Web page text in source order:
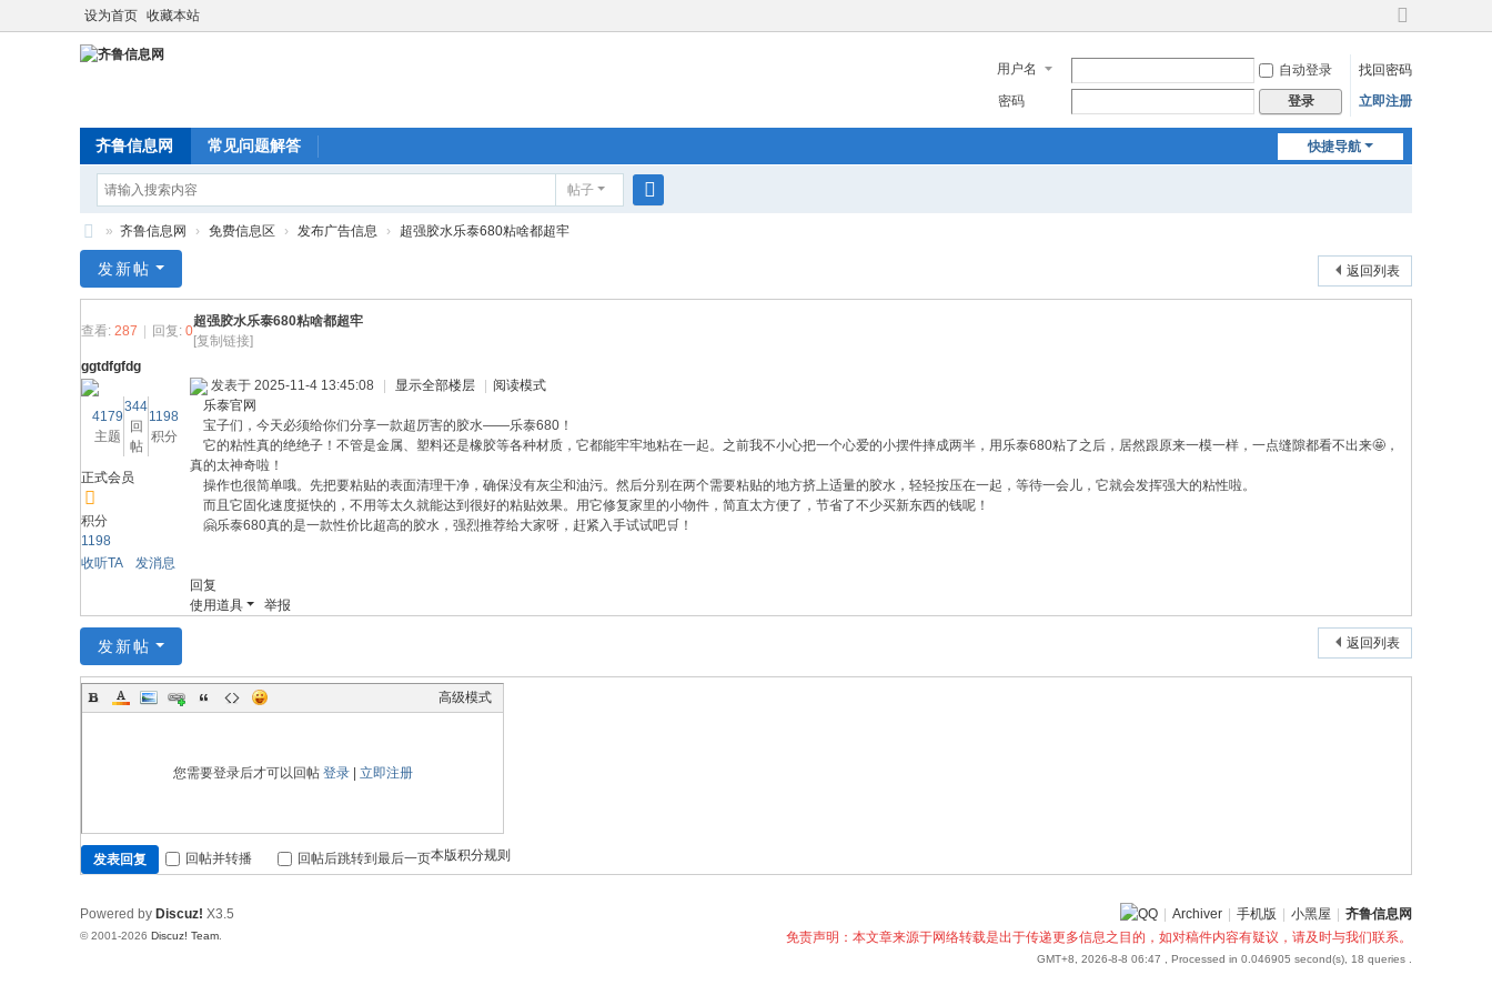
设为首页 收藏本站
切
到
宽
用户名 自动登录
找回密码
密码
登录 立即注册
快捷导航
齐鲁信息网 常见问题解答
帖子
鲁
信
息
网
» 齐鲁信息网 › 免费信息区 › 发布广告信息 › 超强胶水乐泰680粘啥都超牢
返回列表
发新帖
查看: 287 回复: 0
超强胶水乐泰680粘啥都超牢
[复制链接]
ggtdfgfdg
4179
主题
344
回
帖
1198
积分
正式会员
积分
1198
收听TA
发消息
发表于 2025-11-4 13:45:08 显示全部楼层
阅读模式
乐泰官网
宝子们，今天必须给你们分享一款超厉害的胶水——乐泰680！
它的粘性真的绝绝子！不管是金属、塑料还是橡胶等各种材质，它都能牢牢地粘在一起。之前我不小心把一个心爱的小摆件摔成两半，用乐泰680粘了之后，居然跟原来一模一样，一点缝隙都看不出来🤩，
真的太神奇啦！
操作也很简单哦。先把要粘贴的表面清理干净，确保没有灰尘和油污。然后分别在两个需要粘贴的地方挤上适量的胶水，轻轻按压在一起，等待一会儿，它就会发挥强大的粘性啦。
而且它固化速度挺快的，不用等太久就能达到很好的粘贴效果。用它修复家里的小物件，简直太方便了，节省了不少买新东西的钱呢！
🤗乐泰680真的是一款性价比超高的胶水，强烈推荐给大家呀，赶紧入手试试吧🛒！
回复
使用道具
举报
返回列表
发新帖
高级模式
您需要登录后才可以回帖 登录| 立即注册
本版积分规则
发表回复 回帖并转播 回帖后跳转到最后一页
Archiver 手机版 小黑屋
齐鲁信息网
免责声明：本文章来源于网络转载是出于传递更多信息之目的，如对稿件内容有疑议，请及时与我们联系。
GMT+8, 2026-8-8 06:47 , Processed in 0.046905 second(s), 18 queries .
Powered by Discuz! X3.5
© 2001-2026 Discuz! Team